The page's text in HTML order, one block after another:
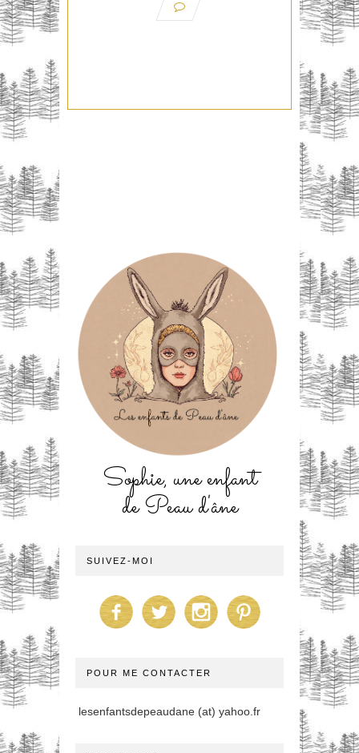
Sophie, une enfant
de Peau d'âne
SUIVEZ-MOI
POUR ME CONTACTER
lesenfantsdepeaudane (at) yahoo.fr